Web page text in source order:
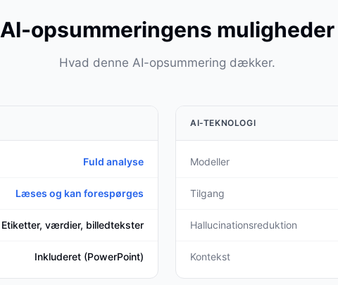
AI-opsummeringens muligheder
Hvad denne AI-opsummering dækker.
Fuld analyse
Læses og kan forespørges
Etiketter, værdier, billedtekster
Inkluderet (PowerPoint)
AI-TEKNOLOGI
Modeller
Tilgang
Hallucinationsreduktion
Kontekst